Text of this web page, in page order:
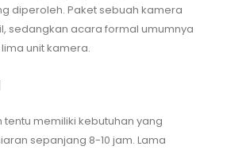
diperoleh. Paket sebuah kamera
sedangkan acara formal umumnya
unit kamera.
tentu memiliki kebutuhan yang
sepanjang 8-10 jam. Lama